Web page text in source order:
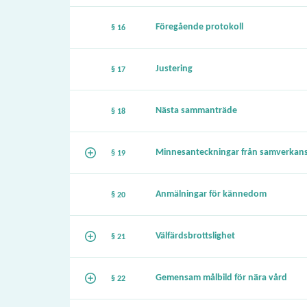
§ 16 Föregående protokoll
§ 17 Justering
§ 18 Nästa sammanträde
§ 19 Minnesanteckningar från
§ 20 Anmälningar för kännedom
§ 21 Välfärdsbrottslighet
§ 22 Gemensam målbild för nära vård